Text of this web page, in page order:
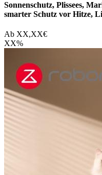
Sonnenschutz, Plissees,
smarter Schutz vor Hitze,
Ab XX,XX€
XX%